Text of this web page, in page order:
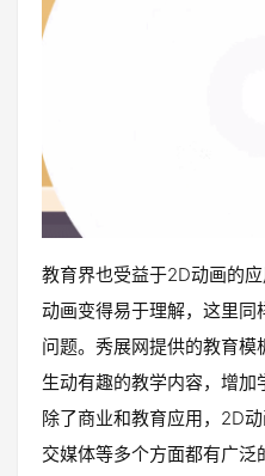
教育界也受益于2D动画的
动画变得易于理解，这里
问题。秀展网提供的教育
生动有趣的教学内容，增加
除了商业和教育应用，2D
交媒体等多个方面都有广